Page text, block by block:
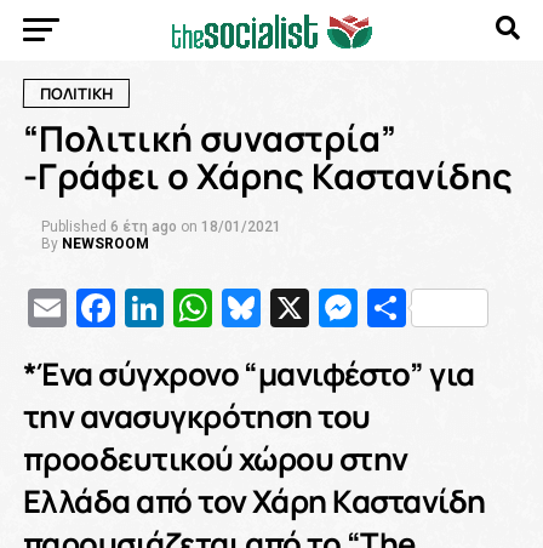
ΠΟΛΙΤΙΚΗ
“Πολιτική συναστρία”
-Γράφει ο Χάρης Καστανίδης
Published 6 έτη ago on 18/01/2021
By NEWSROOM
EmailFacebook
LinkedIn
WhatsApp
Bluesky
X
*Ένα σύγχρονο “μανιφέστο” για
την ανασυγκρότηση του
προοδευτικού χώρου στην
Ελλάδα από τον Χάρη Καστανίδη